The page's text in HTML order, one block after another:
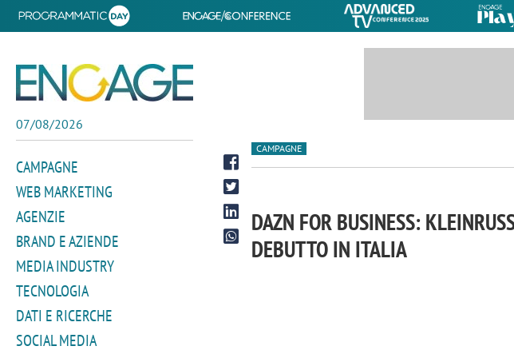
07/08/2026
CAMPAGNE
WEB MARKETING
AGENZIE
BRAND E AZIENDE
MEDIA INDUSTRY
TECNOLOGIA
DATI E RICERCHE
SOCIAL MEDIA
CAMPAGNE
DAZN FOR BUSINESS:
DEBUTTO IN ITALIA